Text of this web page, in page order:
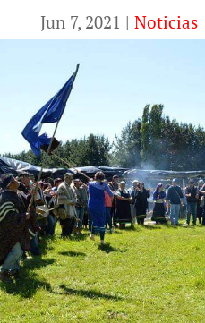
Jun 7, 2021 | Noticias